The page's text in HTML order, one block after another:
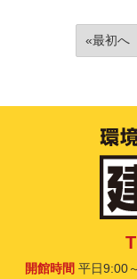
«最初へ
開館時間 平日9:00